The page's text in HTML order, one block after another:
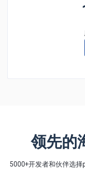
领先的
5000+开发者和伙伴选